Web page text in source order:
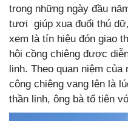
trong những ngày đầu
tươi giúp xua đuổi thú
xem là tín hiệu đón giao
hội cồng chiêng được
linh. Theo quan niệm
công chiêng vang lên là
thần linh, ông bà tổ tiên